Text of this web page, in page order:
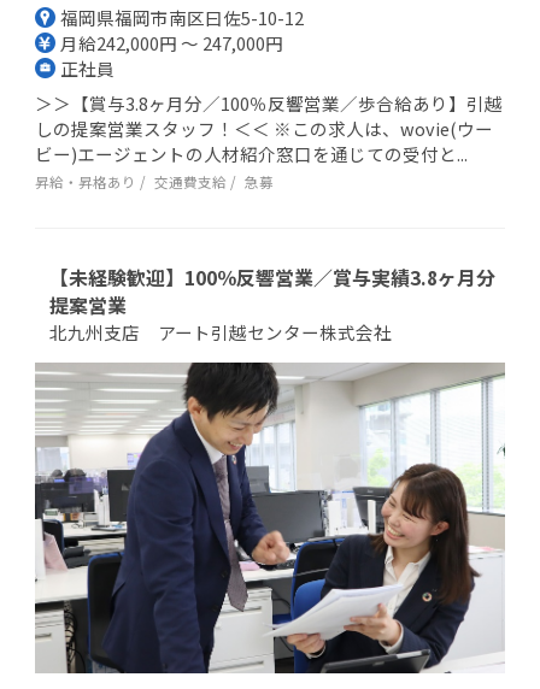
福岡県福岡市南区曰佐5-10-12
月給242,000円 ～ 247,000円
正社員
＞＞【賞与3.8ヶ月分／100％反響営業／歩合給あり】引越
しの提案営業スタッフ！＜＜ ※この求人は、wovie(ウー
ビー)エージェントの人材紹介窓口を通じての受付と...
昇給・昇格あり 交通費支給 急募
【未経験歓迎】100％反響営業／賞与実績3.8ヶ月分
提案営業
北九州支店 アート引越センター株式会社